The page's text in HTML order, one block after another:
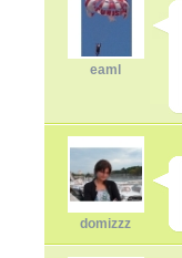
eaml
domizzz